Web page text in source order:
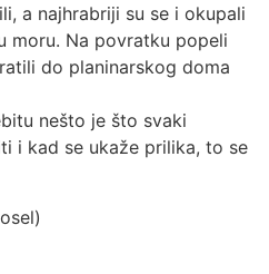
a najhrabriji su se i okupali
moru. Na povratku popeli
do planinarskog doma
nešto je što svaki
i kad se ukaže prilika, to se